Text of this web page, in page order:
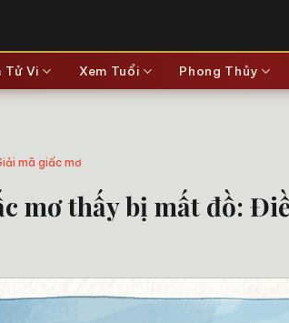
Tử Vi Xem Tuổi Phong Thủy
mã giấc mơ
mơ thấy bị mất đồ: